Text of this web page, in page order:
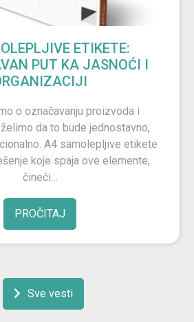
ETIKETE:
PUT KA JASNOĆI I
o označavanju proizvoda i
da to bude jednostavno,
A4 samolepljive etikete
koje spaja ove elemente,
čineći…
PROČITAJ
Sve vesti